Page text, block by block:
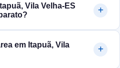
Vila Velha‑ES
em Itapuã, Vila